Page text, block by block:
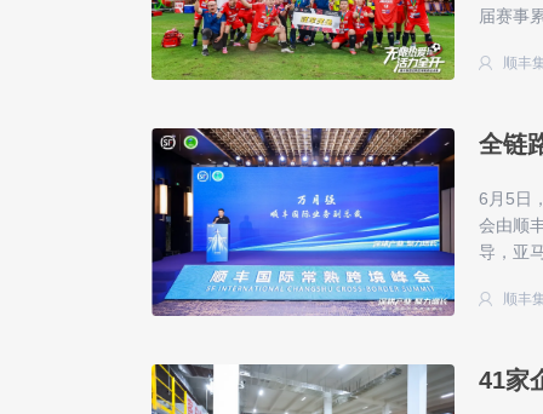
届赛事
顺丰
全链
6月5日
会由顺
导，亚
顺丰
41家